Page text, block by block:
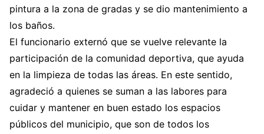
pintura a la zona de gradas y se dio mantenimiento a
los baños.
El funcionario externó que se vuelve relevante la
participación de la comunidad deportiva, que ayuda
en la limpieza de todas las áreas. En este sentido,
agradeció a quienes se suman a las labores para
cuidar y mantener en buen estado los espacios
públicos del municipio, que son de todos los